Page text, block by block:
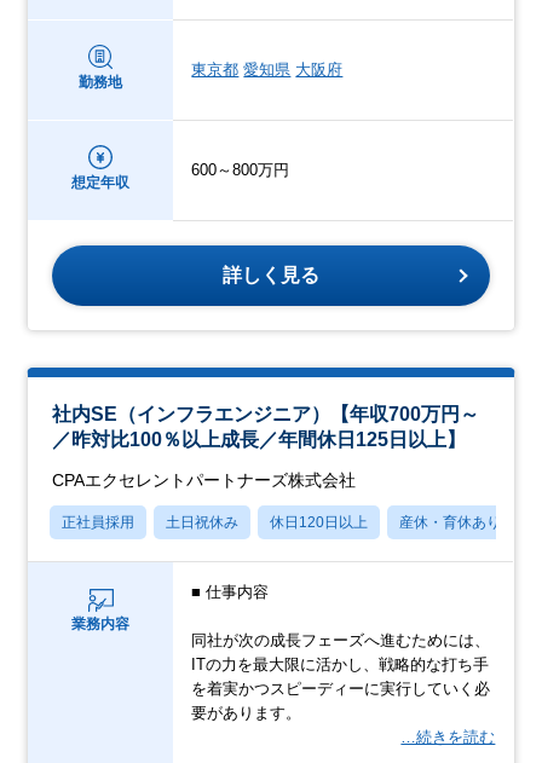
勤務地
東京都 愛知県 大阪府
想定年収
600～800万円
詳しく見る
社内SE（インフラエンジニア）【年収700万円～
／昨対比100％以上成長／年間休日125日以上】
CPAエクセレントパートナーズ株式会社
正社員採用 土日祝休み 休日120日以上 産休・育休あり
業務内容
■ 仕事内容
同社が次の成長フェーズへ進むためには、
ITの力を最大限に活かし、戦略的な打ち手
を着実かつスピーディーに実行していく必
要があります。
…続きを読む